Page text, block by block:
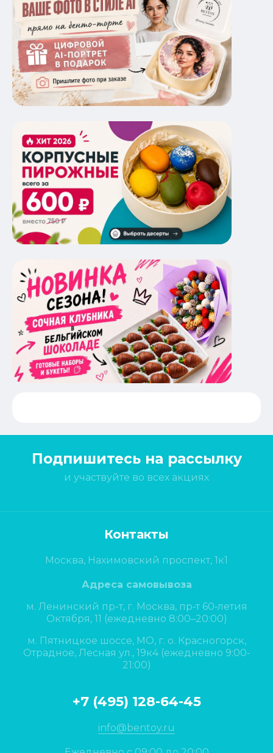
Подпишитесь на рассылку
и участвуйте во всех акциях
Контакты
Москва, Нахимовский проспект, 1к1
Адреса самовывоза
м. Ленинский пр-т, г. Москва, пр‑т 60‑летия
Октября, 11 (ежедневно 8:00–20:00)
м. Пятницкое шоссе, МО, г. о. Красногорск,
Отрадное, Лесная ул., 19к4 (ежедневно 9:00-
21:00)
+7 (495) 128-64-45
info@bentoy.ru